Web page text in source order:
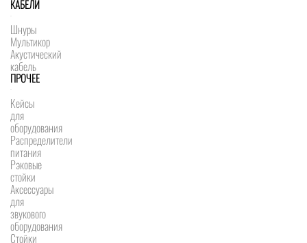
КАБЕЛИ
Шнуры
Мультикор
Акустический
кабель
ПРОЧЕЕ
Кейсы
для
оборудования
Распределители
питания
Рэковые
стойки
Аксессуары
для
звукового
оборудования
Стойки